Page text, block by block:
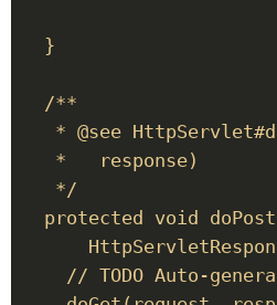
  }
  /**
* @see
   *   response)
   */
protected void
// TODO Auto-